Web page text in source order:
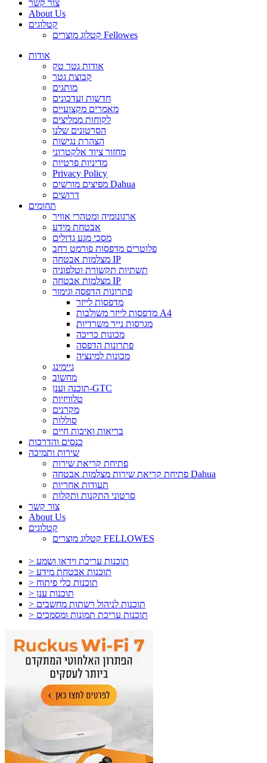
צור קשר
About Us
קטלוגים
קטלוג מוצרים Fellowes
אודות
אודות גטר טק
קבוצת גטר
מותגים
חדשות ועדכונים
מאמרים מקצועיים
לקוחות ממליצים
הסרטונים שלנו
הצהרת נגישות
מחזור ציוד אלקטרוני
מדיניות פרטיות
Privacy Policy
מפיצים מורשים Dahua
דרושים
תחומים
ארגונומיה ומטהרי אוויר
אבטחת מידע
מסכי מגע גדולים
פלוטרים מדפסות פורמט רחב
מצלמות אבטחה IP
תשתיות תקשורת וטלפוניה
מצלמות אבטחה IP
פתרונות הדפסה וגימור
מדפסות לייזר
מדפסות לייזר משולבות A4
מגרסות נייר משרדיות
מכונות כריכה
פתרונות הדפסה
מכונות למינציה
גיימינג
מחשוב
תוכנה וענן-GTC
טלוויזיות
מקרנים
סוללות
בריאות ואיכות חיים
כנסים והדרכות
שירות ותמיכה
פתיחת קריאת שירות
פתיחת קריאת שירות מצלמות אבטחה Dahua
תעודות אחריות
סרטוני התקנות ותקלות
צור קשר
About Us
קטלוגים
קטלוג מוצרים FELLOWES
> תוכנות עריכת וידאו ושמע
> תוכנות אבטחת מידע
> תוכנות כלי פיתוח
> תוכנות ענן
> תוכנות לניהול רשתות מחשבים
> תוכנות עריכת תמונות ומסמכים